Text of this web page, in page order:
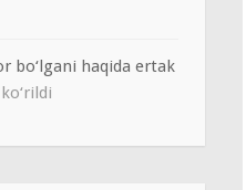
bo‘lgani haqida ertak